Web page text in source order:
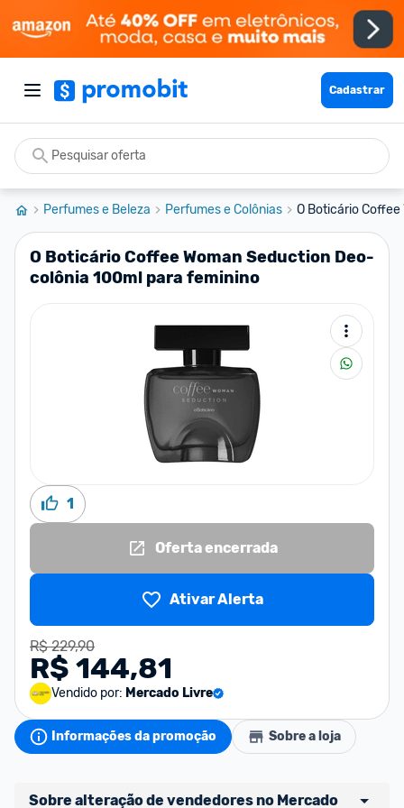
Cadastrar
Perfumes e Beleza Perfumes e Colônias O Boticário
O Boticário Coffee Woman Seduction Deo-
colônia 100ml para feminino
1
Oferta encerrada
Ativar Alerta
R$ 229,90
R$ 144,81
Vendido por: Mercado Livre
Informações da promoção Sobre a loja
Sobre alteração de vendedores no Mercado